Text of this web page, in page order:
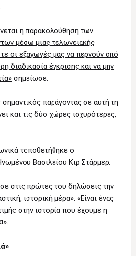
η παρακολούθηση των
μέσω μιας τελωνειακής
οι εξαγωγές μας να περνούν από
διαδικασία έγκρισης και να μην
σημείωσε.
σημαντικός παράγοντας σε αυτή τη
και τις δύο χώρες ισχυρότερες,
τοποθετήθηκε ο
Βασιλείου Κιρ Στάρμερ.
στις πρώτες του δηλώσεις την
ιστορική μέρα». «Είναι ένας
στην ιστορία που έχουμε η